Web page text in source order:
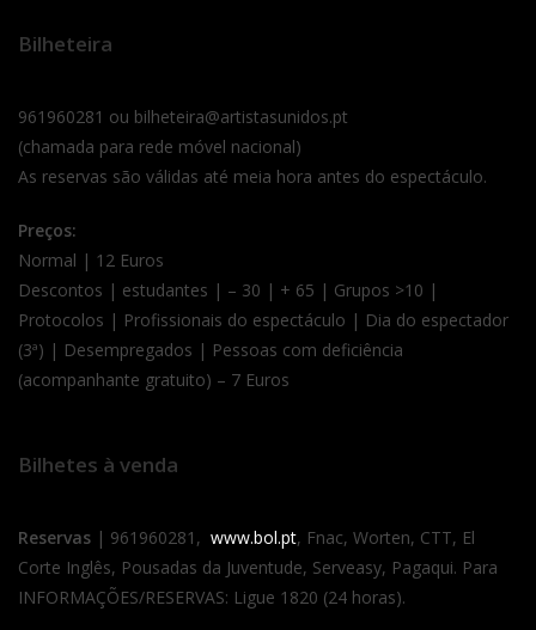
Bilheteira
961960281 ou bilheteira@artistasunidos.pt
(chamada para rede móvel nacional)
As reservas são válidas até meia hora antes do espectáculo.
Preços:
Normal | 12 Euros
Descontos | estudantes | – 30 | + 65 | Grupos >10 |
Protocolos | Profissionais do espectáculo | Dia do espectador
(3ª) | Desempregados | Pessoas com deficiência
(acompanhante gratuito) – 7 Euros
Bilhetes à venda
Reservas | 961960281, www.bol.pt, Fnac, Worten, CTT, El
Corte Inglês, Pousadas da Juventude, Serveasy, Pagaqui. Para
INFORMAÇÕES/RESERVAS: Ligue 1820 (24 horas).